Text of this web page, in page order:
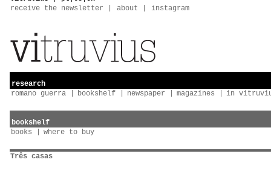
receive the newsletter
about instagram
research
romano guerra
bookshelf newspaper magazines in
bookshelf
books
where to buy
Três casas